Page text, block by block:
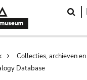
Collecties, archieven
Database